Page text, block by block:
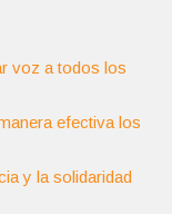
voz a todos los
efectiva los
y la solidaridad